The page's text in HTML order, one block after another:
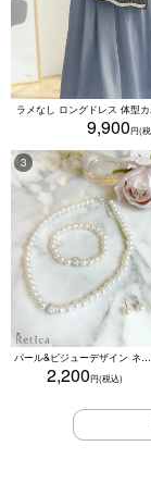
9,900
パール&ビジューデザイン ネックレス×ピアス×ブレスレット アクセサリー3set
2,200